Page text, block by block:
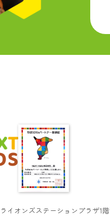
ライオンズステーションプラザ1階